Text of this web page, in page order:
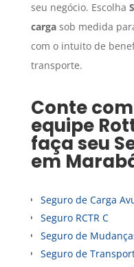
seu negócio. Escolha
cargasob medida
com o intuito de
transporte.
Conte
equipe
faça seu
em
Seguro de Carga
Seguro RCTR C
Seguro de
Seguro de